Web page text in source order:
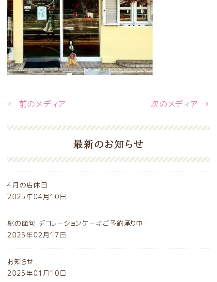
← 前のメディア 次のメディア →
最新のお知らせ
4月の店休日
2025年04月10日
桃の節句 デコレーションケーキご予約承り中！
2025年02月17日
お知らせ
2025年01月10日